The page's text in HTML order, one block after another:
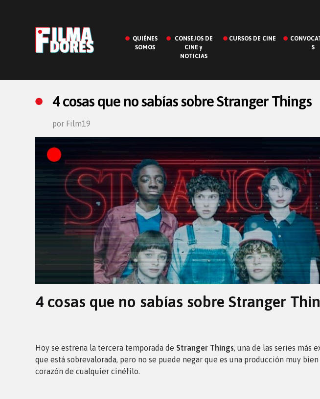
QUIÉNES
SOMOS
CONSEJOS DE
CINE y
NOTICIAS
CURSOS DE CINE
S
4 cosas que no sabías sobre Stranger Things
por Film19
4 cosas que no sabías sobre Stranger
Hoy se estrena la tercera temporada de Stranger Things, una de las series más
que está sobrevalorada, pero no se puede negar que es una producción muy
corazón de cualquier cinéfilo.